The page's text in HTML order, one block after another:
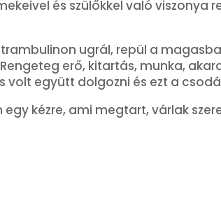
és szülőkkel való
ugrál, repül a
erő, kitartás, munka,
volt együtt dolgozni és ezt a
egy kézre, ami megtart, várlak